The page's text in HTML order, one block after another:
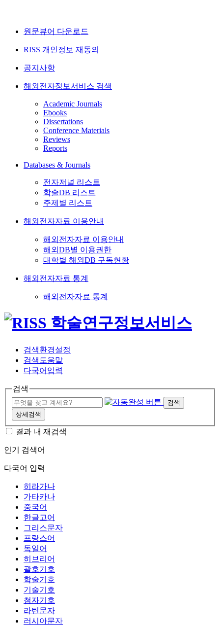
원문뷰어 다운로드
RISS 개인정보 재동의
공지사항
해외전자정보서비스 검색
Academic Journals
Ebooks
Dissertations
Conference Materials
Reviews
Reports
Databases & Journals
전자저널 리스트
학술DB 리스트
주제별 리스트
해외전자자료 이용안내
해외전자자료 이용안내
해외DB별 이용권한
대학별 해외DB 구독현황
해외전자자료 통계
해외전자자료 통계
검색환경설정
검색도움말
다국어입력
검색
검색
상세검색
결과 내 재검색
인기 검색어
다국어 입력
히라가나
가타카나
중국어
한글고어
그리스문자
프랑스어
독일어
히브리어
괄호기호
학술기호
기술기호
첨자기호
라틴문자
러시아문자